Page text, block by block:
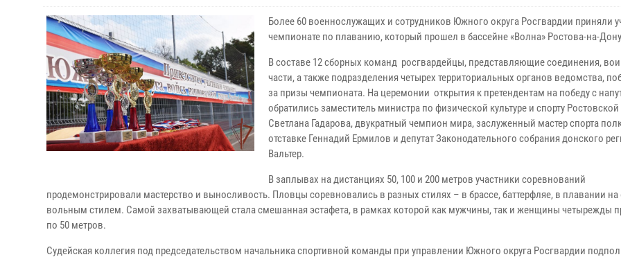
Более 60 военнослужащих и сотрудников Южного округа Росгвардии приняли
чемпионате по плаванию, который прошел в бассейне «Волна» Ростова-на-
В составе 12 сборных команд росгвардейцы, представляющие соединения,
части, а также подразделения четырех территориальных органов ведомства,
за призы чемпионата. На церемонии открытия к претендентам на победу с
обратились заместитель министра по физической культуре и спорту Ростовской
Светлана Гадарова, двукратный чемпион мира, заслуженный мастер спорта
отставке Геннадий Ермилов и депутат Законодательного собрания донского
Вальтер.
В заплывах на дистанциях 50, 100 и 200 метров участники соревнований
продемонстрировали мастерство и выносливость. Пловцы соревновались в разных стилях – в брассе, баттерфляе, в плавании на
вольным стилем. Самой захватывающей стала смешанная эстафета, в рамках которой как мужчины, так и женщины четырежды
по 50 метров.
Судейская коллегия под председательством начальника спортивной команды при управлении Южного округа Росгвардии